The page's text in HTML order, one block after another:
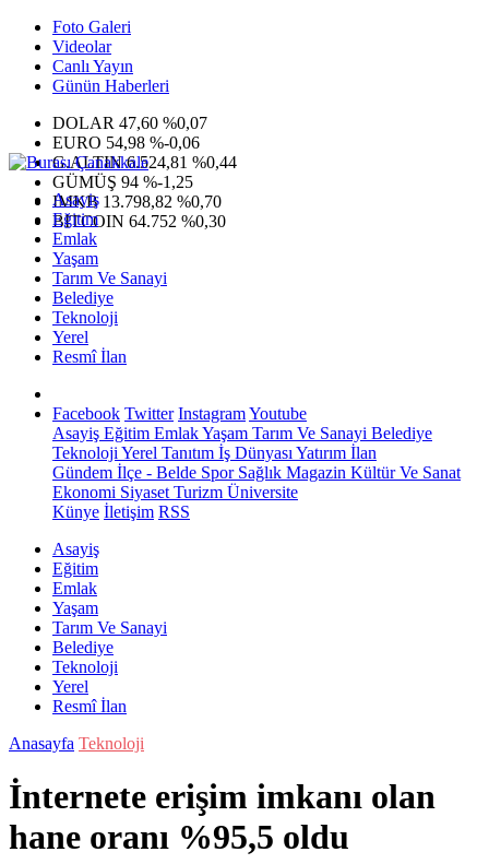
Foto Galeri
Videolar
Canlı Yayın
Günün Haberleri
DOLAR 47,60 %0,07
EURO 54,98 %-0,06
G.ALTIN6.524,81 %0,44
GÜMÜŞ 94 %-1,25
IMKB 13.798,82 %0,70
BITCOIN 64.752 %0,30
Asayiş
Eğitim
Emlak
Yaşam
Tarım Ve Sanayi
Belediye
Teknoloji
Yerel
Resmî İlan
Facebook Twitter InstagramYoutube
Asayiş Eğitim EmlakYaşam Tarım Ve Sanayi Belediye
Teknoloji Yerel Tanıtım İş Dünyası Yatırım İlan
Gündem İlçe - Belde SporSağlık Magazin Kültür Ve Sanat
Ekonomi Siyaset Turizm Üniversite
Künye İletişim RSS
Asayiş
Eğitim
Emlak
Yaşam
Tarım Ve Sanayi
Belediye
Teknoloji
Yerel
Resmî İlan
Anasayfa Teknoloji
İnternete erişim imkanı olan
hane oranı %95,5 oldu